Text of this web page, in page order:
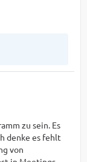
zu sein. Es
denke es fehlt
von